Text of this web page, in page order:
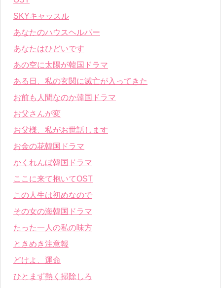
SKYキャッスル
あなたのハウスヘルパー
あなたはひどいです
あの空に太陽が韓国ドラマ
ある日、私の玄関に滅亡が入ってきた
お前も人間なのか韓国ドラマ
お父さんが変
お父様、私がお世話します
お金の花韓国ドラマ
かくれんぼ韓国ドラマ
ここに来て抱いてOST
この人生は初めなので
その女の海韓国ドラマ
たった一人の私の味方
ときめき注意報
どけよ、運命
ひとまず熱く掃除しろ